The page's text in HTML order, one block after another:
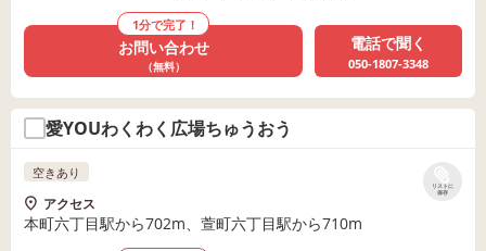
1分で完了！
お問い合わせ
（無料）
電話で聞く
050-1807-3348
愛YOUわくわく広場ちゅうおう
リストに
保存
空きあり
アクセス
本町六丁目駅から702m、萱町六丁目駅から710m